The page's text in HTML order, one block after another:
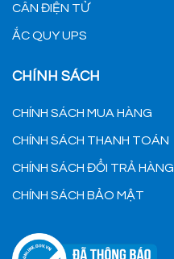
CÂN ĐIỆN TỬ
ẮC QUY UPS
CHÍNH SÁCH
CHÍNH SÁCH MUA HÀNG
CHÍNH SÁCH THANH TOÁN
CHÍNH SÁCH ĐỔI TRẢ HÀNG
CHÍNH SÁCH BẢO MẬT